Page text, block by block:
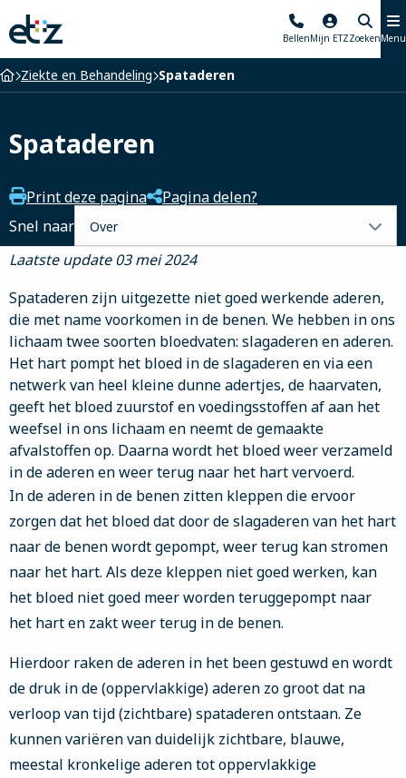
Elisabeth-
TweeSteden
Ziekenhuis
BellenMijn ETZZoekenMenu
Home
Ziekte en Behandeling Spataderen
Spataderen
Print deze pagina
Pagina delen?
Snel naar
tabblad
Laatste update 03 mei 2024
Spataderen zijn uitgezette niet goed werkende aderen,
die met name voorkomen in de benen. We hebben in ons
lichaam twee soorten bloedvaten: slagaderen en aderen.
Het hart pompt het bloed in de slagaderen en via een
netwerk van heel kleine dunne adertjes, de haarvaten,
geeft het bloed zuurstof en voedingsstoffen af aan het
weefsel in ons lichaam en neemt de gemaakte
afvalstoffen op. Daarna wordt het bloed weer verzameld
in de aderen en weer terug naar het hart vervoerd.
In de aderen in de benen zitten kleppen die ervoor
zorgen dat het bloed dat door de slagaderen van het hart
naar de benen wordt gepompt, weer terug kan stromen
naar het hart. Als deze kleppen niet goed werken, kan
het bloed niet goed meer worden teruggepompt naar
het hart en zakt weer terug in de benen.
Hierdoor raken de aderen in het been gestuwd en wordt
de druk in de (oppervlakkige) aderen zo groot dat na
verloop van tijd (zichtbare) spataderen ontstaan. Ze
kunnen variëren van duidelijk zichtbare, blauwe,
meestal kronkelige aderen tot oppervlakkige